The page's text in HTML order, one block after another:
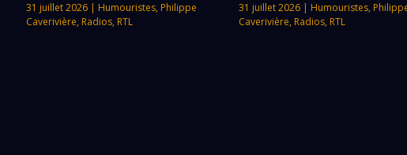
31 juillet 2026| Humouristes, Philippe
Caverivière, Radios, RTL
31 juillet 2026| Humouristes,
Caverivière, Radios, RTL